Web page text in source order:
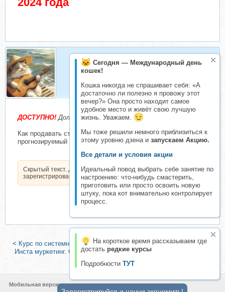
Сегодня — Международный день
кошек!
Кошка никогда не спрашивает себя: «А
достаточно ли полезно я провожу этот
вечер?» Она просто находит самое
удобное место и живёт свою лучшую
жизнь. Уважаем.
Мы тоже решили немного приблизиться к
этому уровню дзена и запускаем Акцию.
Все детали и условия акции
Идеальный повод выбрать себе занятие по
настроению: что-нибудь смастерить,
приготовить или просто освоить новую
штуку, пока кот внимательно контролирует
процесс.
На короткое время рассказываем где
достать редкие курсы
Подробности ТУТ
ДОСТУПНО! Долгожданный курс от Ирины Подрез!
Как продавать стабильно с удовольствием и получать
прогнозируемый высокий доход?
Скрытый текст. Доступен только
зарегистрированным пользователям.
< Курс по системному контенту. Тариф Зыринг (Лейли Ялунина)
Инста муркетинг. Секрет богатых котов. Тариф Я сам (Светлана
Герасимова)>
Мобильная версия